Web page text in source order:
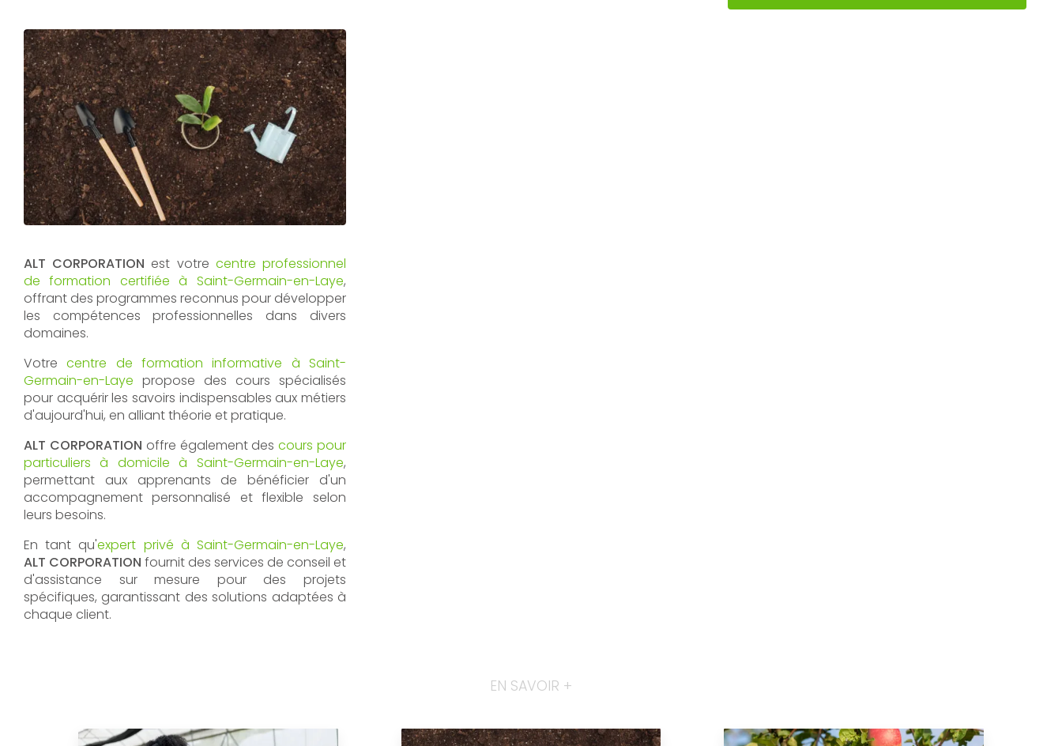
ALT CORPORATION est votre centre professionnel
de formation certifiée à Saint-Germain-en-Laye,
offrant des programmes reconnus pour développer
les compétences professionnelles dans divers
domaines.
Votrecentre de formation informative à Saint-
Germain-en-Laye propose des cours spécialisés
pour acquérir les savoirs indispensables aux métiers
d'aujourd'hui, en alliant théorie et pratique.
ALT CORPORATION offre également descours pour
particuliers à domicile à Saint-Germain-en-Laye,
permettant aux apprenants de bénéficier d'un
accompagnement personnalisé et flexible selon
leurs besoins.
En tant qu'expert privé à Saint-Germain-en-Laye,
ALT CORPORATION fournit des services de conseil et
d'assistance sur mesure pour des projets
spécifiques, garantissant des solutions adaptées à
chaque client.
EN SAVOIR +